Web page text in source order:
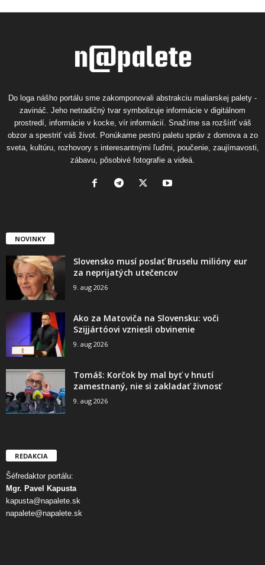
Do loga nášho portálu sme zakomponovali abstrakciu maliarskej palety -
zavináč. Jeho netradičný tvar symbolizuje informácie v digitálnom
prostredí, informácie v kocke, vír informácií. Snažíme sa rozšíriť váš
obzor a spestriť váš život. Ponúkame pestrú paletu správ z domova a zo
sveta, kultúru, rozhovory s interesantnými ľuďmi, poučenie, zaujímavosti,
zábavu, pôsobivé fotografie a videá.
NOVINKY
Slovensko musí poslať Bruselu milióny eur
za neprijatých utečencov
9. aug 2026
Ako za Matoviča na Slovensku: voči
Szijjártóovi vzniesli obvinenie
9. aug 2026
Tomáš: Korčok by mal byť v hnutí
zamestnaný, nie si zakladať živnosť
9. aug 2026
REDAKCIA
Šéfredaktor portálu:
Mgr. Pavel Kapusta
kapusta@napalete.sk
napalete@napalete.sk